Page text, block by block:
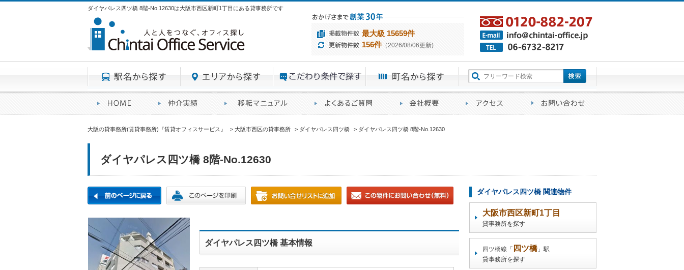
ダイヤパレス四ツ橋 8階-No.12630は大阪市西区新町1丁目にある貸事務所です
最大級 15659件
156件（2026/08/06更新)
大阪の貸事務所(賃貸事務所)『賃貸オフィスサービス』 大阪市西区の貸事務所 ダイヤパレス四ツ橋 ダイヤパレス四ツ橋 8階-No.12630
ダイヤパレス四ツ橋 8階-No.12630
ダイヤパレス四ツ橋 基本情報
ダイヤパレス四ツ橋 関連物件
大阪市西区新町1丁目
貸事務所を探す
四ツ橋線「 四ツ橋」駅
貸事務所を探す